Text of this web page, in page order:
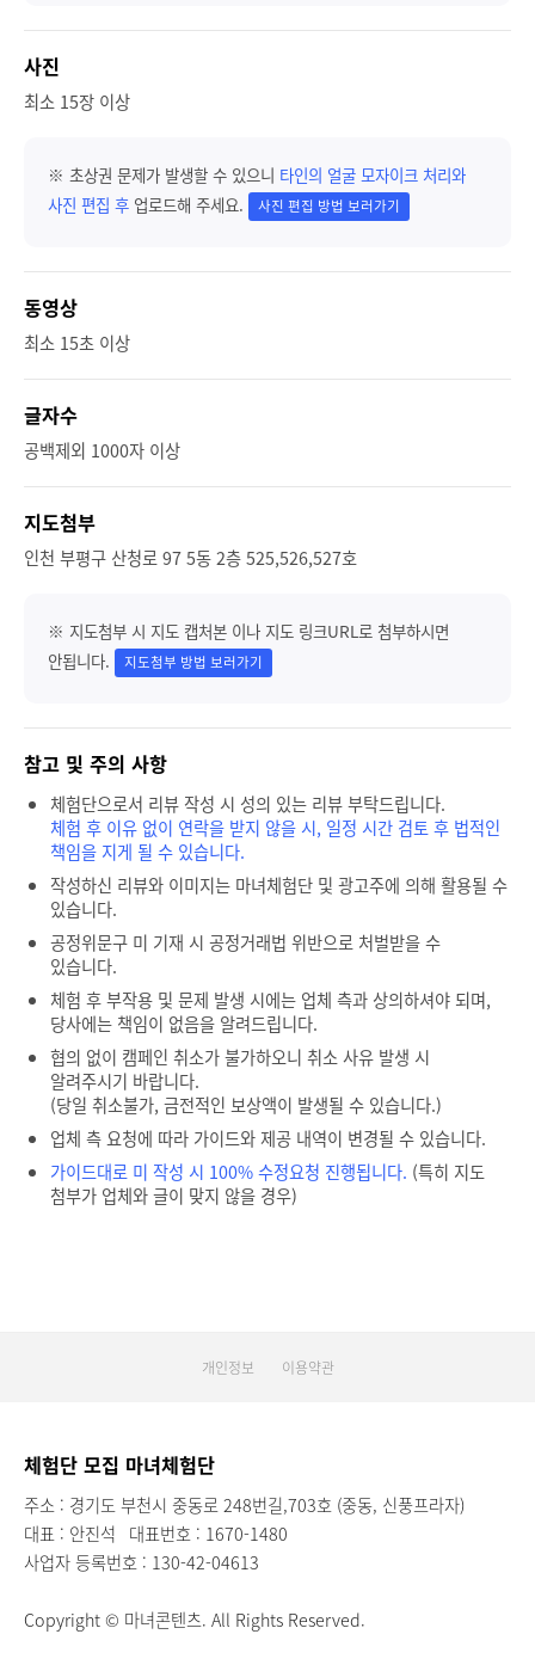
사진
최소 15장 이상
※ 초상권 문제가 발생할 수 있으니 타인의 얼굴 모자이크 처리와
사진 편집 후 업로드해 주세요. 사진 편집 방법 보러가기
동영상
최소 15초 이상
글자수
공백제외 1000자 이상
지도첨부
인천 부평구 산청로 97 5동 2층 525,526,527호
※ 지도첨부 시 지도 캡처본 이나 지도 링크URL로 첨부하시면
안됩니다.
지도첨부 방법 보러가기
참고 및 주의 사항
체험단으로서 리뷰 작성 시 성의 있는 리뷰 부탁드립니다.
체험 후 이유 없이 연락을 받지 않을 시, 일정 시간 검토 후 법적인
책임을 지게 될 수 있습니다.
작성하신 리뷰와 이미지는 마녀체험단 및 광고주에 의해 활용될 수
있습니다.
공정위문구 미 기재 시 공정거래법 위반으로 처벌받을 수
있습니다.
체험 후 부작용 및 문제 발생 시에는 업체 측과 상의하셔야 되며,
당사에는 책임이 없음을 알려드립니다.
협의 없이 캠페인 취소가 불가하오니 취소 사유 발생 시
알려주시기 바랍니다.
(당일 취소불가, 금전적인 보상액이 발생될 수 있습니다.)
업체 측 요청에 따라 가이드와 제공 내역이 변경될 수 있습니다.
가이드대로 미 작성 시 100% 수정요청 진행됩니다. (특히 지도
첨부가 업체와 글이 맞지 않을 경우)
개인정보 이용약관
체험단 모집 마녀체험단
주소 : 경기도 부천시 중동로 248번길,703호 (중동, 신풍프라자)
대표 : 안진석 대표번호 : 1670-1480
사업자 등록번호 : 130-42-04613
Copyright © 마녀콘텐츠. All Rights Reserved.